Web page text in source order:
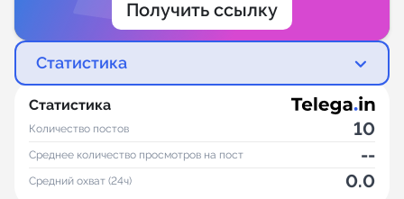
Получить ссылку
Статистика
Статистика
Количество постов 10
Среднее количество просмотров на пост --
Средний охват (24ч) 0.0